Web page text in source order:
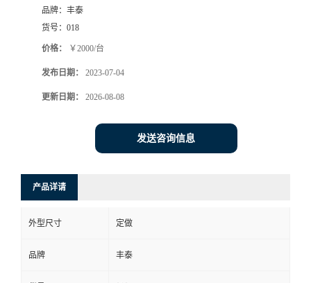
品牌： 丰泰
货号： 018
价格： ￥2000/台
发布日期： 2023-07-04
更新日期： 2026-08-08
发送咨询信息
产品详请
外型尺寸 定做
品牌 丰泰